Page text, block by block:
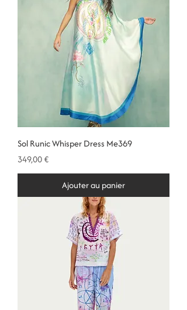
Sol Runic Whisper Dress Me369
Prix
349,00 €
Ajouter au panier